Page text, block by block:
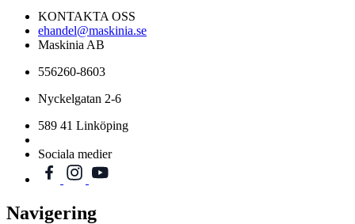
KONTAKTA OSS
ehandel@maskinia.se
Maskinia AB
556260-8603
Nyckelgatan 2-6
589 41 Linköping
Sociala medier
Navigering